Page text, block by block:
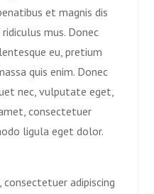
et magnis dis
mus. Donec
eu, pretium
quis enim. Donec
nec, vulputate eget,
consectetuer
ligula eget dolor.
adipiscing